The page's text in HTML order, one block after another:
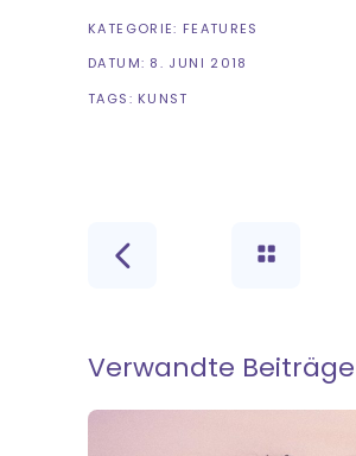
KATEGORIE: FEATURES
DATUM: 8. JUNI 2018
TAGS: KUNST
Verwandte Beiträge